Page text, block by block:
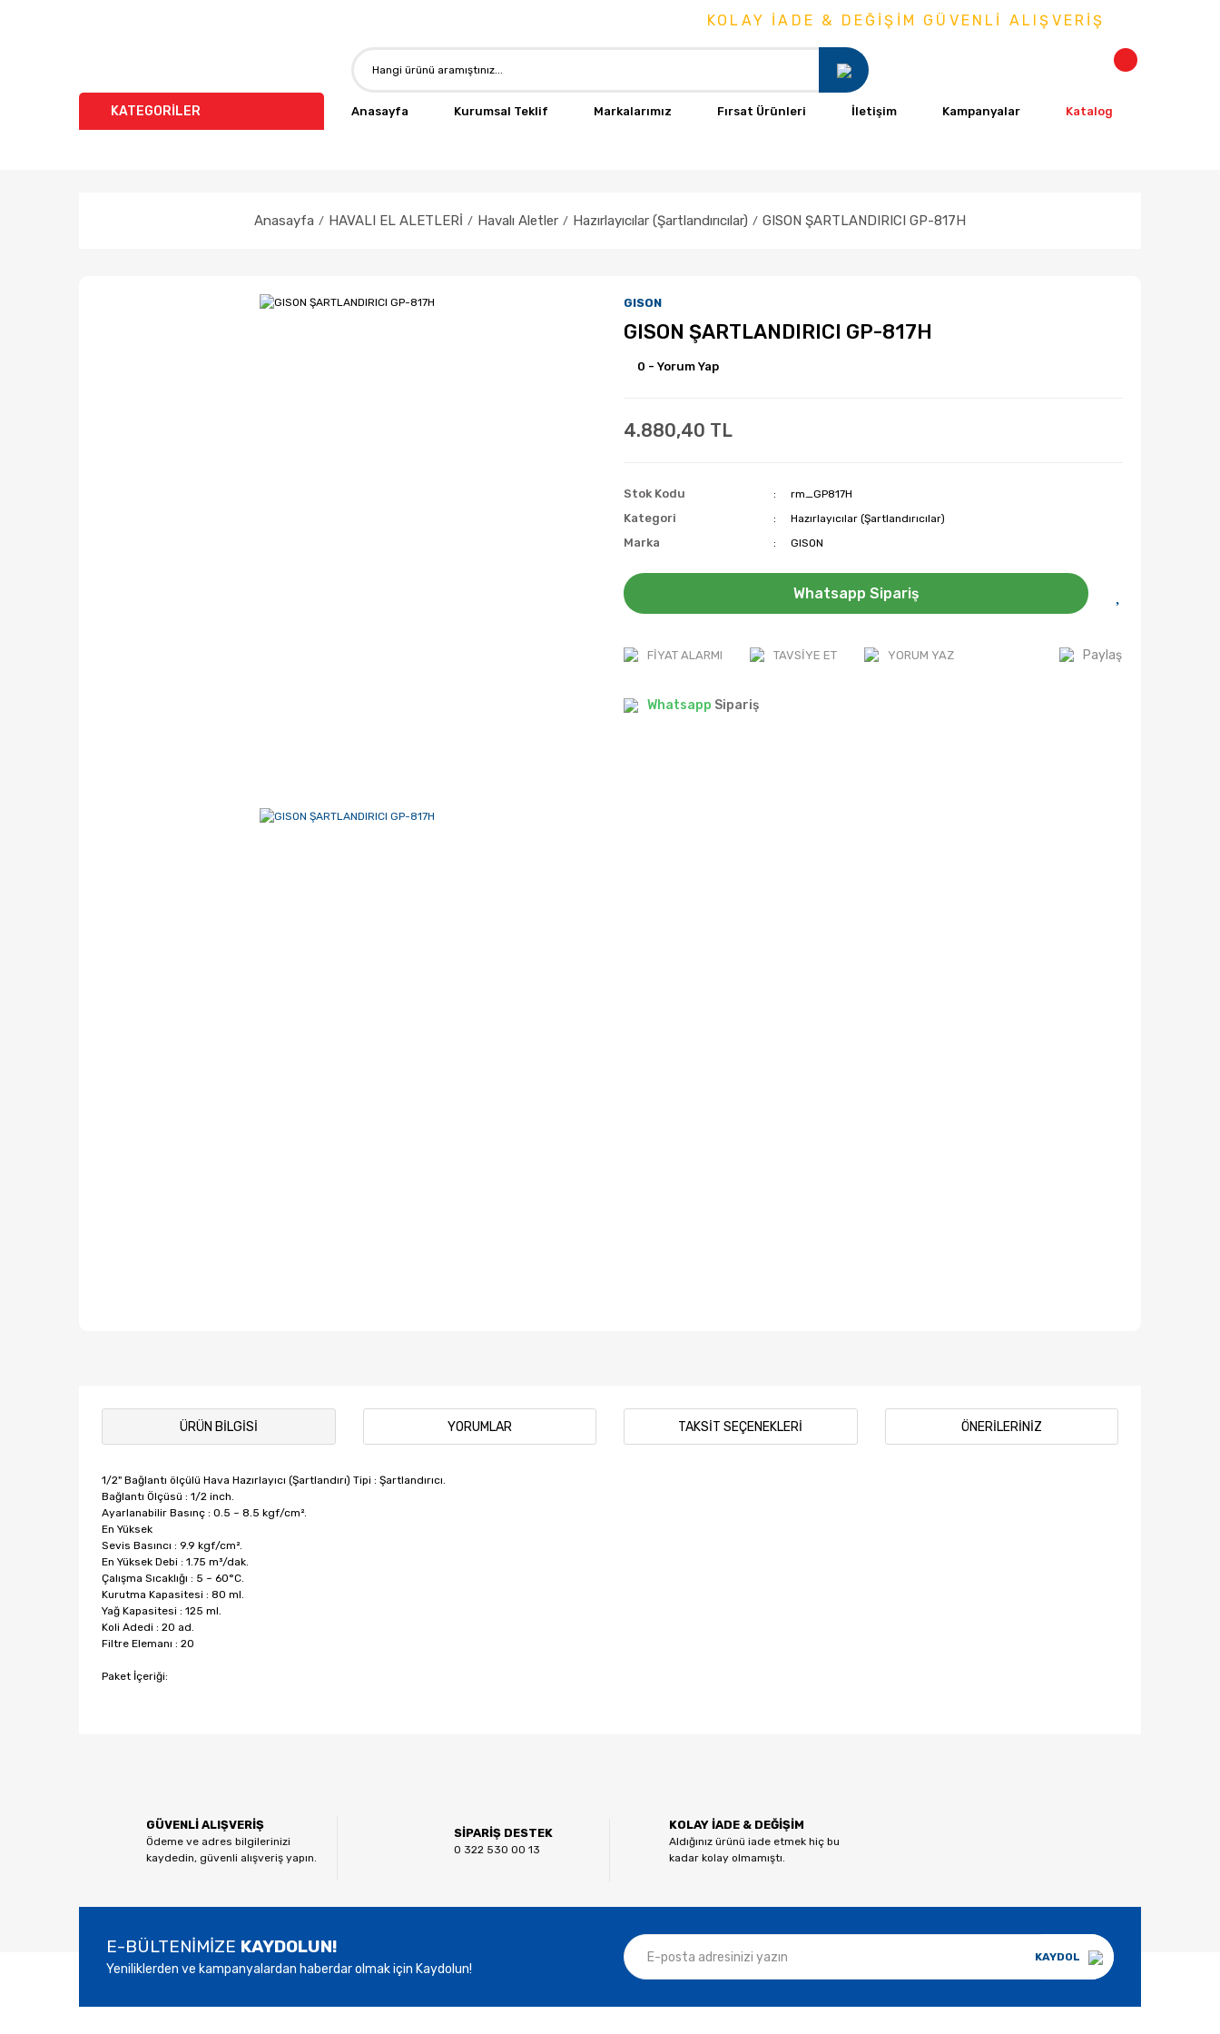
KOLAY İADE & DEĞİŞİM GÜVENLİ ALIŞVERİŞ
KATEGORİLER Anasayfa Kurumsal Teklif Markalarımız Fırsat Ürünleri İletişim Kampanyalar Katalog
Anasayfa HAVALI EL ALETLERİ Havalı Aletler Hazırlayıcılar (Şartlandırıcılar) GISON ŞARTLANDIRICI GP-817H
GISON
GISON ŞARTLANDIRICI GP-817H
0 - Yorum Yap
4.880,40 TL
Stok Kodu rm_GP817H
Kategori Hazırlayıcılar (Şartlandırıcılar)
Marka GISON
Whatsapp Sipariş
FIYAT ALARMI TAVSIYE ET YORUM YAZ Paylaş
Whatsapp Sipariş
ÜRÜN BILGISI YORUMLAR TAKSIT SEÇENEKLERI ÖNERILERINIZ
1/2" Bağlantı ölçülü Hava Hazırlayıcı (Şartlandırı) Tipi : Şartlandırıcı.
Bağlantı Ölçüsü : 1/2 inch.
Ayarlanabilir Basınç : 0.5 ~ 8.5 kgf/cm².
En Yüksek
Sevis Basıncı : 9.9 kgf/cm².
En Yüksek Debi : 1.75 m³/dak.
Çalışma Sıcaklığı : 5 ~ 60°C.
Kurutma Kapasitesi : 80 ml.
Yağ Kapasitesi : 125 ml.
Koli Adedi : 20 ad.
Filtre Elemanı : 20
Paket İçeriği:
Ürün açıklamasında eksik bilgiler bulunuyor.
Ürün bilgilerinde hatalar bulunuyor.
GÜVENLİ ALIŞVERİŞ
Ödeme ve adres bilgilerinizi
kaydedin, güvenli alışveriş yapın.
SİPARİŞ DESTEK
0 322 530 00 13
KOLAY İADE & DEĞİŞİM
Aldığınız ürünü iade etmek hiç bu
kadar kolay olmamıştı.
E-BÜLTENİMİZE KAYDOLUN!
Yeniliklerden ve kampanyalardan haberdar olmak için Kaydolun!
KAYDOL